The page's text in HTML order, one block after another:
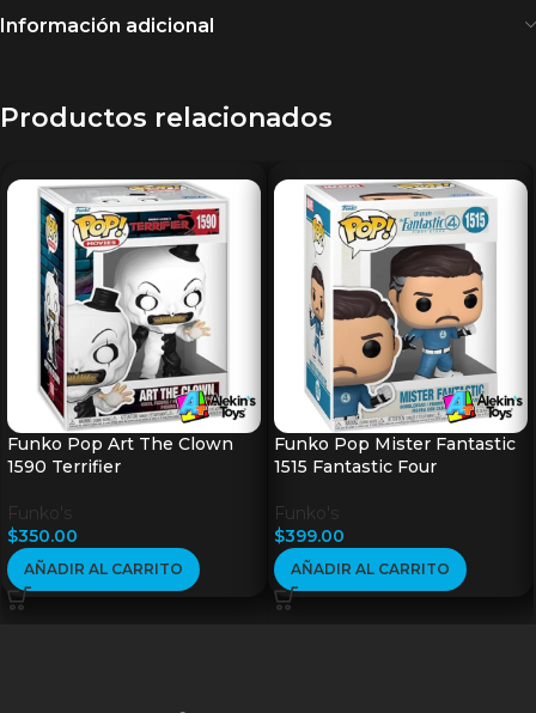
Información adicional
Productos relacionados
Funko Pop Art The Clown
1590 Terrifier
Funko's
$350.00
AÑADIR AL CARRITO
Funko Pop Mister Fantastic
1515 Fantastic Four
Funko's
$399.00
AÑADIR AL CARRITO